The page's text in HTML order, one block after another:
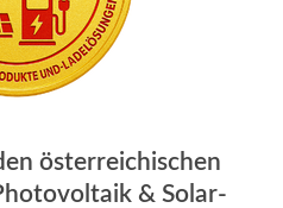
österreichischen
& Solar-